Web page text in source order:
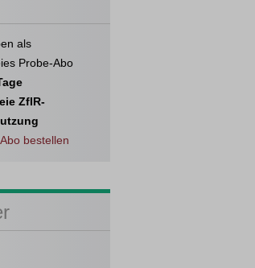
als
Probe-Abo
ZfIR-
bestellen